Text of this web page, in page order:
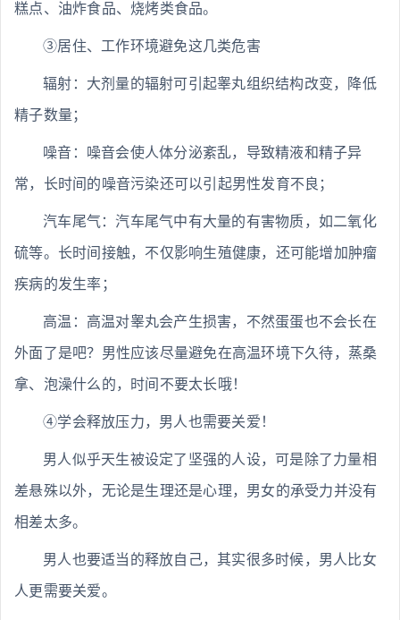
糕点、油炸食品、烧烤类食品。
③居住、工作环境避免这几类危害
辐射：大剂量的辐射可引起睾丸组织结构改变，降低
精子数量；
噪音：噪音会使人体分泌紊乱，导致精液和精子异
常，长时间的噪音污染还可以引起男性发育不良；
汽车尾气：汽车尾气中有大量的有害物质，如二氧化
硫等。长时间接触，不仅影响生殖健康，还可能增加肿瘤
疾病的发生率；
高温：高温对睾丸会产生损害，不然蛋蛋也不会长在
外面了是吧？男性应该尽量避免在高温环境下久待，蒸桑
拿、泡澡什么的，时间不要太长哦！
④学会释放压力，男人也需要关爱！
男人似乎天生被设定了坚强的人设，可是除了力量相
差悬殊以外，无论是生理还是心理，男女的承受力并没有
相差太多。
男人也要适当的释放自己，其实很多时候，男人比女
人更需要关爱。